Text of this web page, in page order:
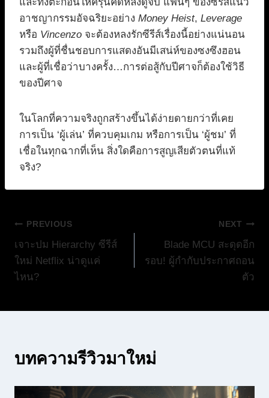
และทิ้งตะกอนให้ครุ่นคิดหลังดูจบ แฟนๆ ของซีรีส์แนว
อาชญากรรมอัจฉริยะอย่าง Money Heist, Leverage
หรือ Vincenzo จะต้องหลงรักซีรีส์เรื่องนี้อย่างแน่นอน
รวมถึงผู้ที่ชื่นชอบการแสดงอันมีเสน่ห์ของซงซึงฮอน
และผู้ที่เชื่อว่าบางครั้ง…การต่อสู้กับปีศาจก็ต้องใช้วิธี
ของปีศาจ
ในโลกที่ความจริงถูกสร้างขึ้นได้ง่ายดายกว่าที่เคย
การเป็น ‘ผู้เล่น’ ที่ควบคุมเกม หรือการเป็น ‘ผู้ชม’ ที่
เชื่อในทุกฉากที่เห็น สิ่งใดคือการสูญเสียตัวตนที่แท้
จริง?
แนะแนว
เรื่อง
PREVIOUS
เจาะปม Hierarchy ซีรีส์
ใหม่ Netflix น่าดูแค่
ไหน?
NEXT
Blade MCU สะดุดอีก
รอบ! ผู้กำกับประกาศถอน
ตัว
บทความรีวิวมาใหม่